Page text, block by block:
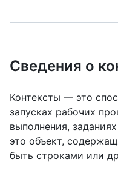
Сведения о
Контексты — это
запусках рабочих
выполнения,
это объект,
быть строками или